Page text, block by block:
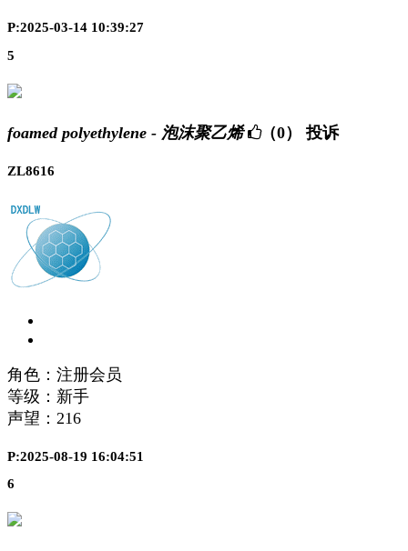
P:2025-03-14 10:39:27
5
foamed polyethylene - 泡沫聚乙烯 （0） 投诉
ZL8616
角色：注册会员
等级：新手
声望： 216
P:2025-08-19 16:04:51
6